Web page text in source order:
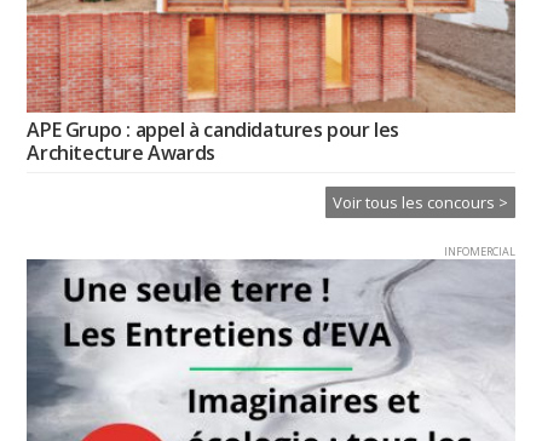
APE Grupo : appel à candidatures pour les
Architecture Awards
Voir tous les concours >
INFOMERCIAL